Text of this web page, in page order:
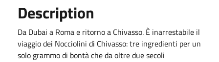
Description
Da Dubai a Roma e ritorno a Chivasso. È inarrestabile il
viaggio dei Nocciolini di Chivasso: tre ingredienti per un
solo grammo di bontà che da oltre due secoli